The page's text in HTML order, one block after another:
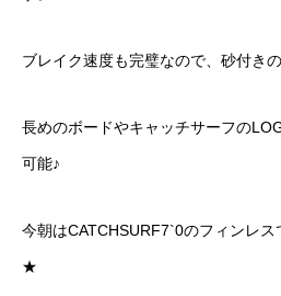
ブレイク速度も完璧なので、砂付き
長めのボードやキャッチサーフの
可能♪
今朝はCATCHSURF7`0のフィンレ
★